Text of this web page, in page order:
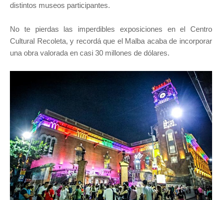
distintos museos participantes.
No te pierdas las imperdibles exposiciones en el Centro
Cultural Recoleta, y recordá que el Malba acaba de incorporar
una obra valorada en casi 30 millones de dólares.